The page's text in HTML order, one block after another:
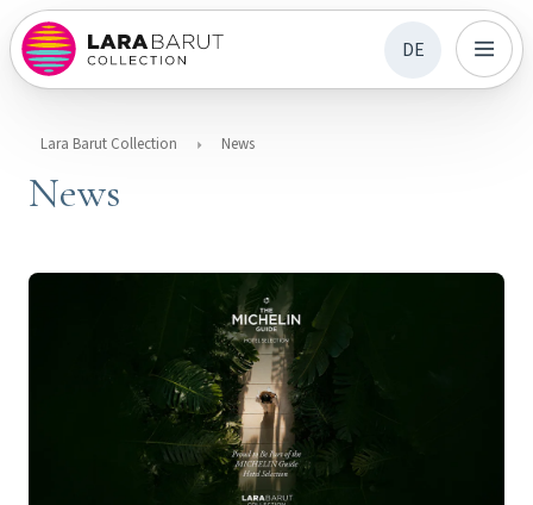
DE
Lara Barut Collection News
News